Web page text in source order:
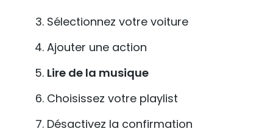
Sélectionnez votre voiture
Ajouter une action
Lire de la musique
Choisissez votre playlist
Désactivez la confirmation